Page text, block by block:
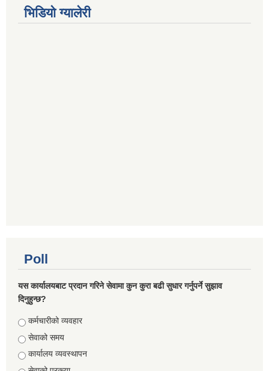
भिडियाे ग्यालेरी
Poll
यस कार्यालयबाट प्रदान गरिने सेवामा कुन कुरा बढी सुधार गर्नुपर्ने सुझाव
दिनुहुन्छ?
Choices
कर्मचारीको व्यवहार
सेवाको समय
कार्यालय व्यवस्थापन